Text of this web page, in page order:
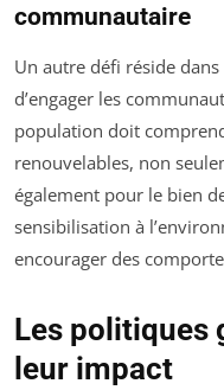
communautaire
Un autre défi réside
d’engager les
population doit
renouvelables, non
également pour le bien
sensibilisation à
encourager des
Les politiques
leur impact